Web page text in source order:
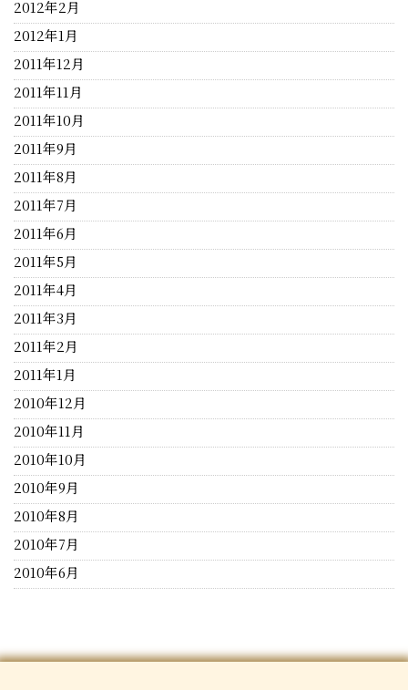
2012年2月
2012年1月
2011年12月
2011年11月
2011年10月
2011年9月
2011年8月
2011年7月
2011年6月
2011年5月
2011年4月
2011年3月
2011年2月
2011年1月
2010年12月
2010年11月
2010年10月
2010年9月
2010年8月
2010年7月
2010年6月